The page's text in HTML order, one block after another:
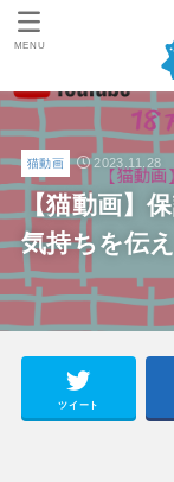
MENU
猫動画 2023.11.28
【猫動画】
気持ちを伝
ツイート